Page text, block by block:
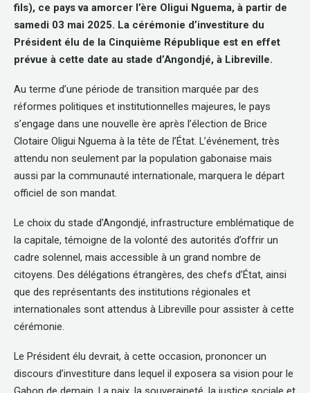
fils), ce pays va amorcer l’ère Oligui Nguema, à partir de
samedi 03 mai 2025. La cérémonie d’investiture du
Président élu de la Cinquième République est en effet
prévue à cette date au stade d’Angondjé, à Libreville.
Au terme d’une période de transition marquée par des
réformes politiques et institutionnelles majeures, le pays
s’engage dans une nouvelle ère après l’élection de Brice
Clotaire Oligui Nguema à la tête de l’État. L’événement, très
attendu non seulement par la population gabonaise mais
aussi par la communauté internationale, marquera le départ
officiel de son mandat.
Le choix du stade d’Angondjé, infrastructure emblématique de
la capitale, témoigne de la volonté des autorités d’offrir un
cadre solennel, mais accessible à un grand nombre de
citoyens. Des délégations étrangères, des chefs d’État, ainsi
que des représentants des institutions régionales et
internationales sont attendus à Libreville pour assister à cette
cérémonie.
Le Président élu devrait, à cette occasion, prononcer un
discours d’investiture dans lequel il exposera sa vision pour le